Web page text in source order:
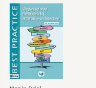
Data Management:
a gentle
introduction